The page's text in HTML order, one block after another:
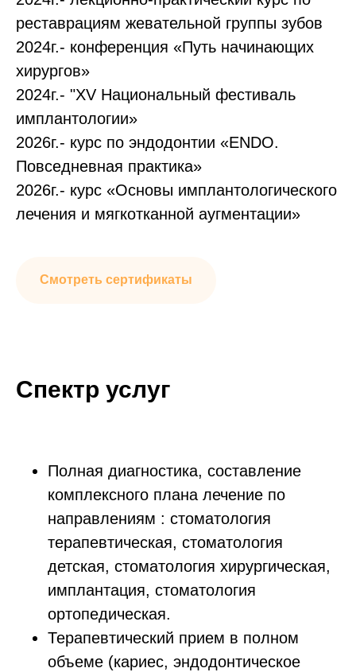
реставрациям жевательной группы зубов
2024г.- конференция «Путь начинающих
хирургов»
2024г.- "XV Национальный фестиваль
имплантологии»
2026г.- курс по эндодонтии «ENDO.
Повседневная практика»
2026г.- курс «Основы имплантологического
лечения и мягкотканной аугментации»
Смотреть сертификаты
Спектр услуг
Полная диагностика, составление
комплексного плана лечение по
направлениям : стоматология
терапевтическая, стоматология
детская, стоматология хирургическая,
имплантация, стоматология
ортопедическая.
Терапевтический прием в полном
объеме (кариес, эндодонтическое